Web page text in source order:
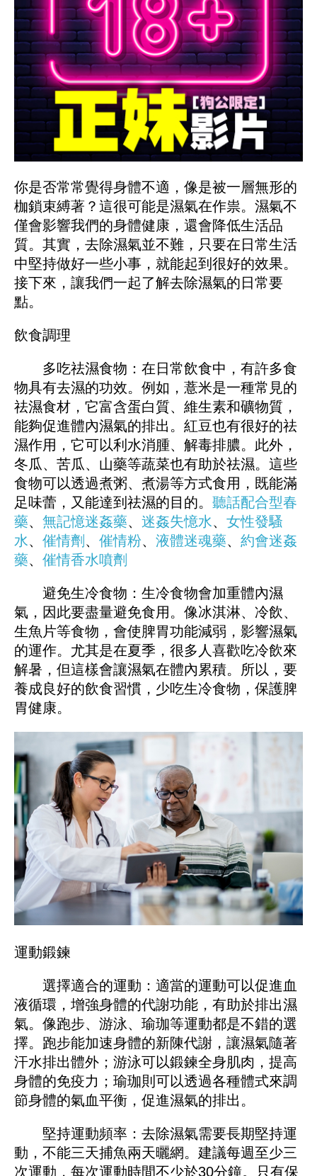
你是否常常覺得身體不適，像是被一層無形的
枷鎖束縛著？這很可能是濕氣在作祟。濕氣不
僅會影響我們的身體健康，還會降低生活品
質。其實，去除濕氣並不難，只要在日常生活
中堅持做好一些小事，就能起到很好的效果。
接下來，讓我們一起了解去除濕氣的日常要
點。
飲食調理
多吃祛濕食物：在日常飲食中，有許多食
物具有去濕的功效。例如，薏米是一種常見的
祛濕食材，它富含蛋白質、維生素和礦物質，
能夠促進體內濕氣的排出。紅豆也有很好的祛
濕作用，它可以利水消腫、解毒排膿。此外，
冬瓜、苦瓜、山藥等蔬菜也有助於祛濕。這些
食物可以透過煮粥、煮湯等方式食用，既能滿
足味蕾，又能達到祛濕的目的。 聽話配合型春
藥、 無記憶迷姦藥、 迷姦失憶水、 女性發騷
水、 催情劑 、 催情粉、 液體迷魂藥、 約會迷姦
藥、 催情香水噴劑
避免生冷食物：生冷食物會加重體內濕
氣，因此要盡量避免食用。像冰淇淋、冷飲、
生魚片等食物，會使脾胃功能減弱，影響濕氣
的運作。尤其是在夏季，很多人喜歡吃冷飲來
解暑，但這樣會讓濕氣在體內累積。所以，要
養成良好的飲食習慣，少吃生冷食物，保護脾
胃健康。
運動鍛鍊
選擇適合的運動：適當的運動可以促進血
液循環，增強身體的代謝功能，有助於排出濕
氣。像跑步、游泳、瑜珈等運動都是不錯的選
擇。跑步能加速身體的新陳代謝，讓濕氣隨著
汗水排出體外；游泳可以鍛鍊全身肌肉，提高
身體的免疫力；瑜珈則可以透過各種體式來調
節身體的氣血平衡，促進濕氣的排出。
堅持運動頻率：去除濕氣需要長期堅持運
動，不能三天捕魚兩天曬網。建議每週至少三
次運動，每次運動時間不少於30分鐘。只有保